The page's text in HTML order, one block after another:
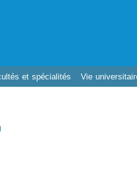
et spécialités Vie